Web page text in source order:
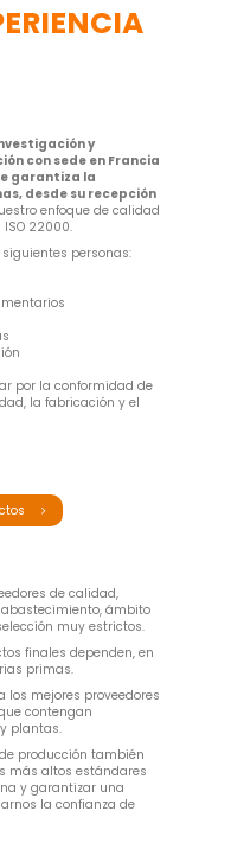
y
con sede en Francia
garantiza la
desde su recepción
enfoque de calidad
22000.
personas:
por la conformidad de
la fabricación y el
de calidad,
ámbito
muy estrictos.
finales dependen, en
primas.
los mejores proveedores
contengan
plantas.
producción también
más altos estándares
y garantizar una
la confianza de